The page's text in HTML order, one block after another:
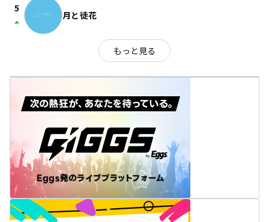
5
arrow_drop_up 月と徒花
もっと見る